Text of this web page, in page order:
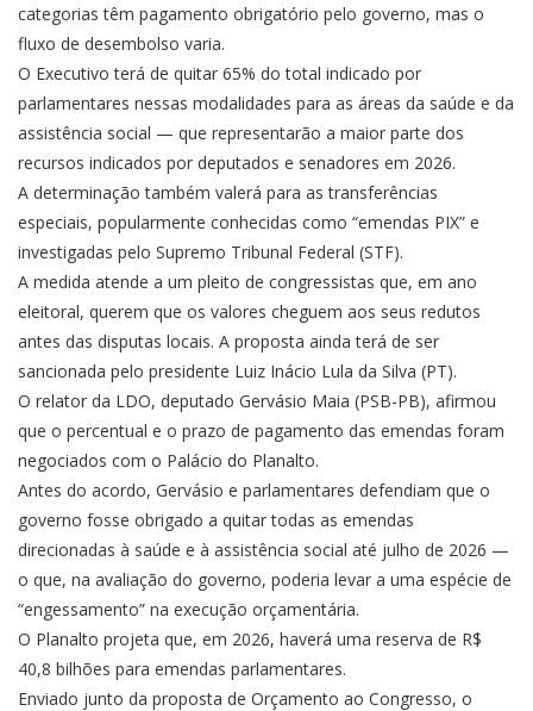
categorias têm pagamento obrigatório pelo governo, mas o
fluxo de desembolso varia.
O Executivo terá de quitar 65% do total indicado por
parlamentares nessas modalidades para as áreas da saúde e da
assistência social — que representarão a maior parte dos
recursos indicados por deputados e senadores em 2026.
A determinação também valerá para as transferências
especiais, popularmente conhecidas como “emendas PIX” e
investigadas pelo Supremo Tribunal Federal (STF).
A medida atende a um pleito de congressistas que, em ano
eleitoral, querem que os valores cheguem aos seus redutos
antes das disputas locais. A proposta ainda terá de ser
sancionada pelo presidente Luiz Inácio Lula da Silva (PT).
O relator da LDO, deputado Gervásio Maia (PSB-PB), afirmou
que o percentual e o prazo de pagamento das emendas foram
negociados com o Palácio do Planalto.
Antes do acordo, Gervásio e parlamentares defendiam que o
governo fosse obrigado a quitar todas as emendas
direcionadas à saúde e à assistência social até julho de 2026 —
o que, na avaliação do governo, poderia levar a uma espécie de
“engessamento” na execução orçamentária.
O Planalto projeta que, em 2026, haverá uma reserva de R$
40,8 bilhões para emendas parlamentares.
Enviado junto da proposta de Orçamento ao Congresso, o